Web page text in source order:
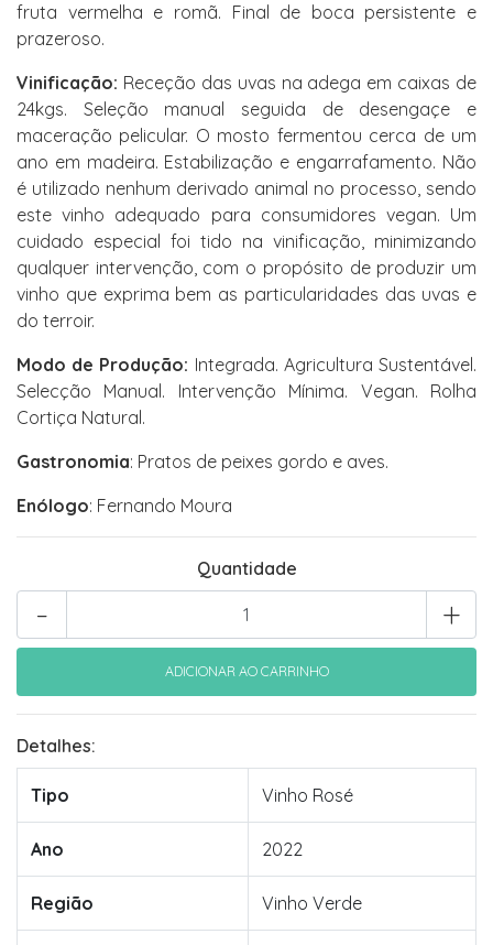
fruta vermelha e romã. Final de boca persistente e
prazeroso.
Vinificação: Receção das uvas na adega em caixas de
24kgs. Seleção manual seguida de desengaçe e
maceração pelicular. O mosto fermentou cerca de um
ano em madeira. Estabilização e engarrafamento. Não
é utilizado nenhum derivado animal no processo, sendo
este vinho adequado para consumidores vegan. Um
cuidado especial foi tido na vinificação, minimizando
qualquer intervenção, com o propósito de produzir um
vinho que exprima bem as particularidades das uvas e
do terroir.
Modo de Produção: Integrada. Agricultura Sustentável.
Selecção Manual. Intervenção Mínima. Vegan. Rolha
Cortiça Natural.
Gastronomia: Pratos de peixes gordo e aves.
Enólogo: Fernando Moura
Quantidade
+
-
Detalhes:
Tipo Vinho Rosé
Ano 2022
Região Vinho Verde